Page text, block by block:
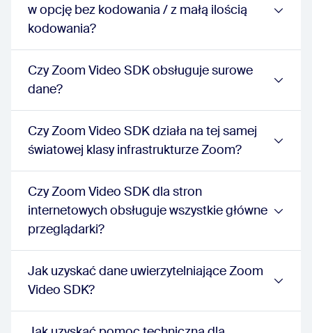
w opcję bez kodowania / z małą ilością
kodowania?
Czy Zoom Video SDK obsługuje surowe
dane?
Czy Zoom Video SDK działa na tej samej
światowej klasy infrastrukturze Zoom?
Czy Zoom Video SDK dla stron
internetowych obsługuje wszystkie główne
przeglądarki?
Jak uzyskać dane uwierzytelniające Zoom
Video SDK?